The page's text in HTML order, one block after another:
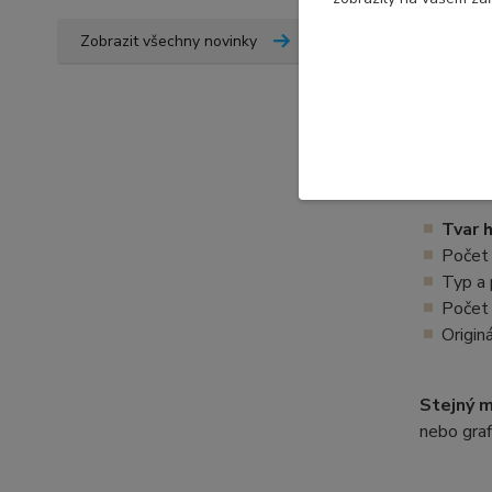
Zobrazit všechny novinky
Před
Tvar
Typ a
Stejný
nebo